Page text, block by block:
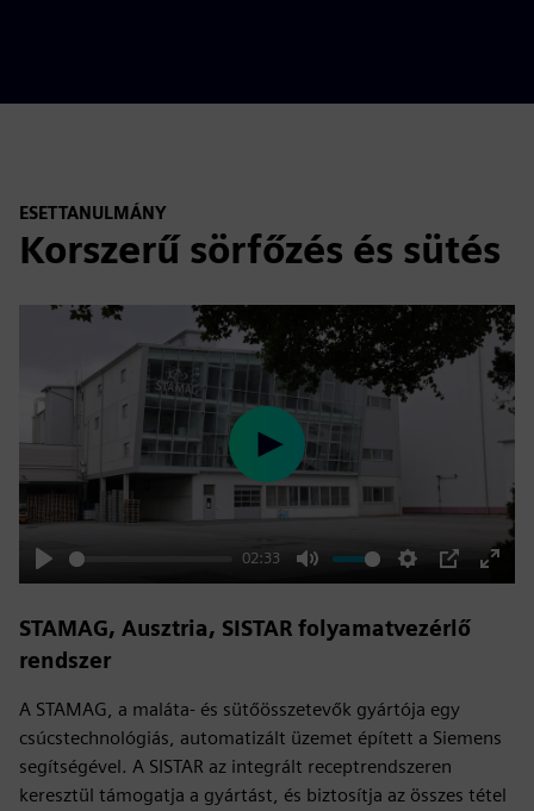
ESETTANULMÁNY
Korszerű sörfőzés és sütés
Play
02:33
Mute Settings
PIP
Enter
Play
STAMAG, Ausztria, SISTAR folyamatvezérlő
rendszer
A STAMAG, a maláta- és sütőösszetevők gyártója egy
csúcstechnológiás, automatizált üzemet épített a Siemens
segítségével. A SISTAR az integrált receptrendszeren
keresztül támogatja a gyártást, és biztosítja az összes tétel